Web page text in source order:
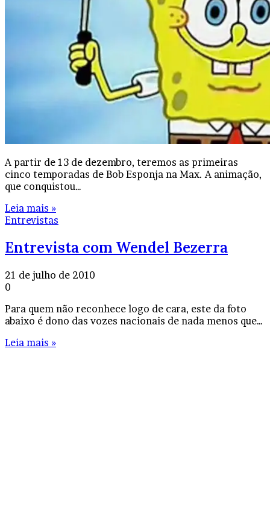
A partir de 13 de dezembro, teremos as primeiras
cinco temporadas de Bob Esponja na Max. A animação,
que conquistou…
Leia mais »
Entrevistas
Entrevista com Wendel Bezerra
21 de julho de 2010
0
Para quem não reconhece logo de cara, este da foto
abaixo é dono das vozes nacionais de nada menos que…
Leia mais »